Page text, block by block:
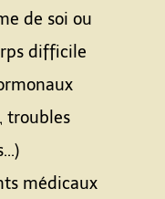
de soi ou
difficile
troubles
médicaux